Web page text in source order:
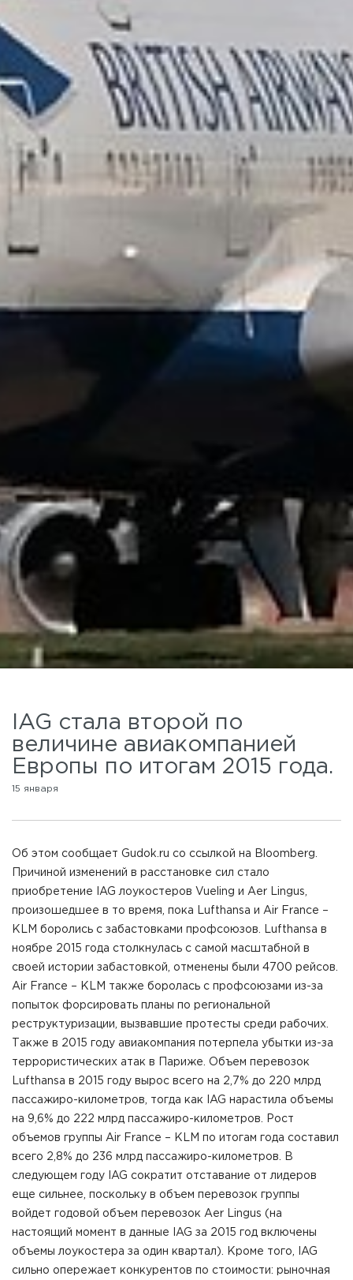
IAG стала второй по
величине авиакомпанией
Европы по итогам 2015 года.
15 января
Об этом сообщает Gudok.ru со ссылкой на Bloomberg.
Причиной изменений в расстановке сил стало
приобретение IAG лоукостеров Vueling и Aer Lingus,
произошедшее в то время, пока Lufthansa и Air France –
KLM боролись с забастовками профсоюзов. Lufthansa в
ноябре 2015 года столкнулась с самой масштабной в
своей истории забастовкой, отменены были 4700 рейсов.
Air France – KLM также боролась с профсоюзами из-за
попыток форсировать планы по региональной
реструктуризации, вызвавшие протесты среди рабочих.
Также в 2015 году авиакомпания потерпела убытки из-за
террористических атак в Париже. Объем перевозок
Lufthansa в 2015 году вырос всего на 2,7% до 220 млрд
пассажиро-километров, тогда как IAG нарастила объемы
на 9,6% до 222 млрд пассажиро-километров. Рост
объемов группы Air France – KLM по итогам года составил
всего 2,8% до 236 млрд пассажиро-километров. В
следующем году IAG сократит отставание от лидеров
еще сильнее, поскольку в объем перевозок группы
войдет годовой объем перевозок Aer Lingus (на
настоящий момент в данные IAG за 2015 год включены
объемы лоукостера за один квартал). Кроме того, IAG
сильно опережает конкурентов по стоимости: рыночная